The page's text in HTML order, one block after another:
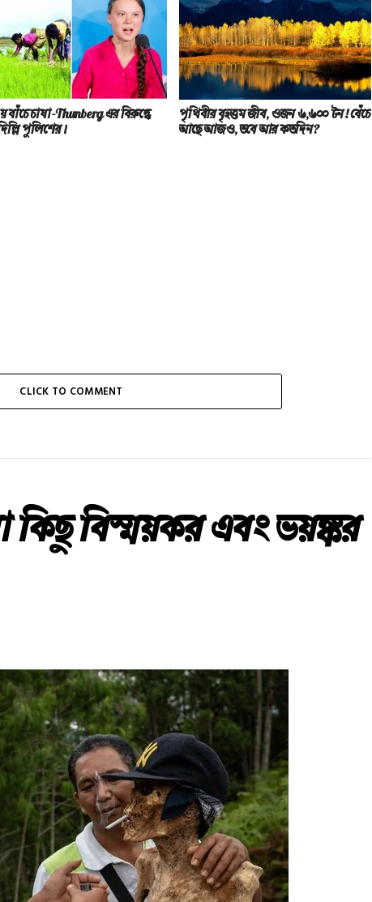
চাষা-Thunberg এর বিরুদ্ধে
পুলিশের।
পৃথিবীর বৃহত্তম জীব, ওজন ৬,৬০০ টন! বেঁচে
আছে আজও, তবে আর কতদিন?
CLICK TO COMMENT
কিছু বিস্ময়কর এবং ভয়ঙ্কর